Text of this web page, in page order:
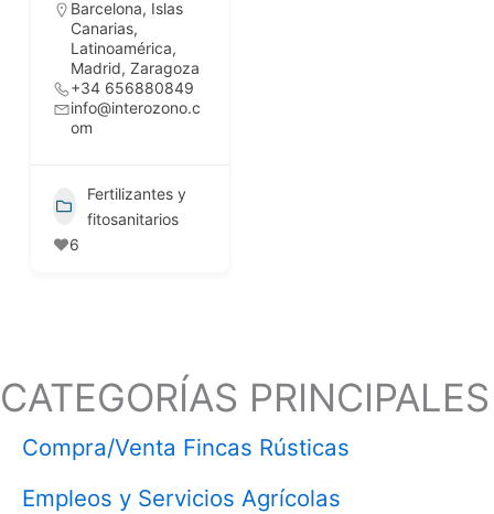
Barcelona, Islas
Canarias,
Latinoamérica,
Madrid, Zaragoza
+34 656880849
info@interozono.c
om
Fertilizantes y
fitosanitarios
6
CATEGORÍAS PRINCIPALES
Compra/Venta Fincas Rústicas
Empleos y Servicios Agrícolas